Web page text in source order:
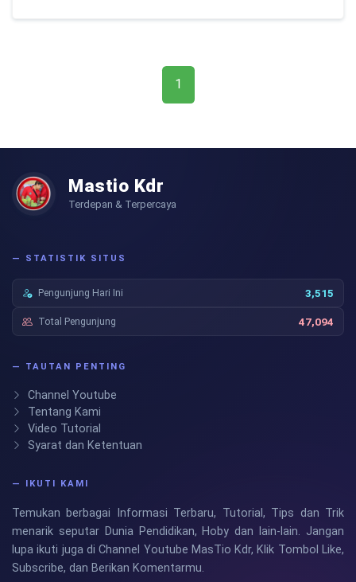
1
Mastio Kdr
Terdepan & Terpercaya
— STATISTIK SITUS
Pengunjung Hari Ini 3,515
Total Pengunjung 47,094
— TAUTAN PENTING
Channel Youtube
Tentang Kami
Video Tutorial
Syarat dan Ketentuan
— IKUTI KAMI
Temukan berbagai Informasi Terbaru, Tutorial, Tips dan Trik
menarik seputar Dunia Pendidikan, Hoby dan lain-lain. Jangan
lupa ikuti juga di Channel Youtube MasTio Kdr, Klik Tombol Like,
Subscribe, dan Berikan Komentarmu.